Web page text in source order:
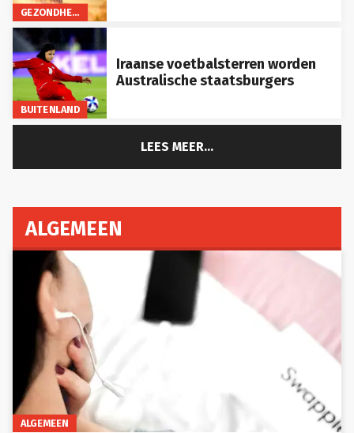
GEZONDHEID
BUITENLAND
Iraanse voetbalsterren worden
Australische staatsburgers
LEES MEER...
ALGEMEEN
ALGEMEEN